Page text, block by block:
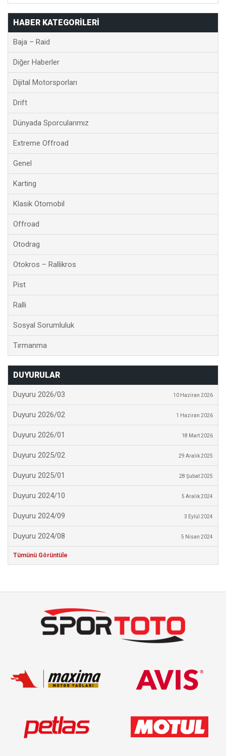
HABER KATEGORILERI
Baja – Raid
Diğer Haberler
Dijital Motorsporları
Drift
Dünyada Sporcularımız
Extreme Offroad
Genel
Karting
Klasik Otomobil
Offroad
Otodrag
Otokros – Rallikros
Pist
Ralli
Sosyal Sorumluluk
Tırmanma
DUYURULAR
Duyuru 2026/03 10 Haziran 2026
Duyuru 2026/02 1 Haziran 2026
Duyuru 2026/01 18 Mart 2026
Duyuru 2025/02 29 Aralık 2025
Duyuru 2025/01 28 Şubat 2025
Duyuru 2024/10 5 Aralık 2024
Duyuru 2024/09 3 Eylül 2024
Duyuru 2024/08 5 Nisan 2024
Tümünü Görüntüle